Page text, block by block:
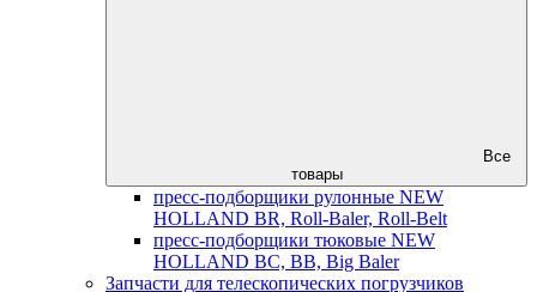
Все
товары
пресс-подборщики рулонные NEW
HOLLAND BR, Roll-Baler, Roll-Belt
пресс-подборщики тюковые NEW
HOLLAND BC, BB, Big Baler
Запчасти для телескопических погрузчиков